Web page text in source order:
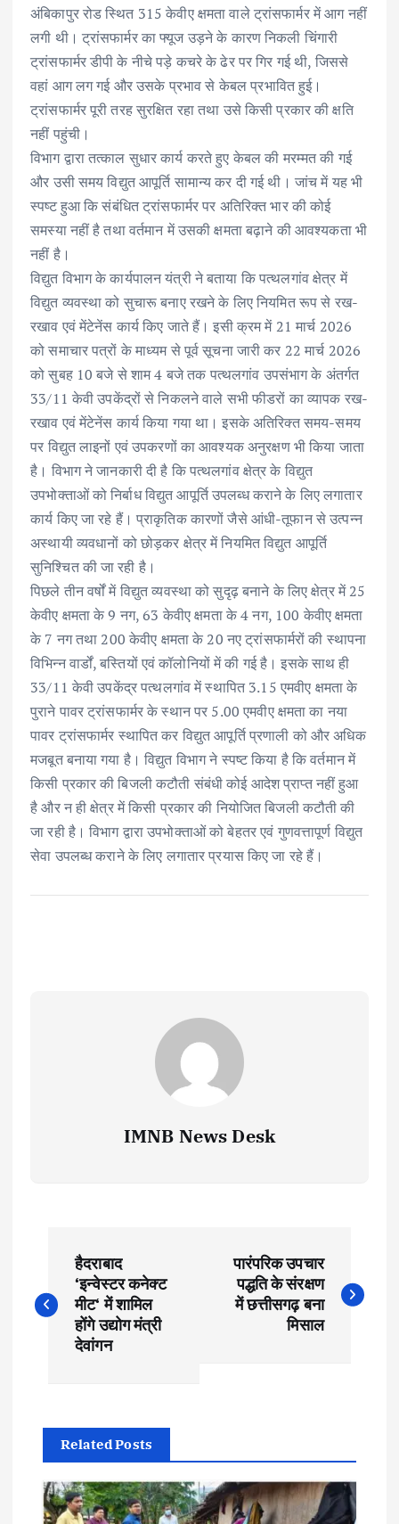
अंबिकापुर रोड स्थित 315 केवीए क्षमता वाले ट्रांसफार्मर में आग नहीं
लगी थी। ट्रांसफार्मर का फ्यूज उड़ने के कारण निकली चिंगारी
ट्रांसफार्मर डीपी के नीचे पड़े कचरे के ढेर पर गिर गई थी, जिससे
वहां आग लग गई और उसके प्रभाव से केबल प्रभावित हुई।
ट्रांसफार्मर पूरी तरह सुरक्षित रहा तथा उसे किसी प्रकार की क्षति
नहीं पहुंची।
विभाग द्वारा तत्काल सुधार कार्य करते हुए केबल की मरम्मत की गई
और उसी समय विद्युत आपूर्ति सामान्य कर दी गई थी। जांच में यह भी
स्पष्ट हुआ कि संबंधित ट्रांसफार्मर पर अतिरिक्त भार की कोई
समस्या नहीं है तथा वर्तमान में उसकी क्षमता बढ़ाने की आवश्यकता भी
नहीं है।
विद्युत विभाग के कार्यपालन यंत्री ने बताया कि पत्थलगांव क्षेत्र में
विद्युत व्यवस्था को सुचारू बनाए रखने के लिए नियमित रूप से रख-
रखाव एवं मेंटेनेंस कार्य किए जाते हैं। इसी क्रम में 21 मार्च 2026
को समाचार पत्रों के माध्यम से पूर्व सूचना जारी कर 22 मार्च 2026
को सुबह 10 बजे से शाम 4 बजे तक पत्थलगांव उपसंभाग के अंतर्गत
33/11 केवी उपकेंद्रों से निकलने वाले सभी फीडरों का व्यापक रख-
रखाव एवं मेंटेनेंस कार्य किया गया था। इसके अतिरिक्त समय-समय
पर विद्युत लाइनों एवं उपकरणों का आवश्यक अनुरक्षण भी किया जाता
है। विभाग ने जानकारी दी है कि पत्थलगांव क्षेत्र के विद्युत
उपभोक्ताओं को निर्बाध विद्युत आपूर्ति उपलब्ध कराने के लिए लगातार
कार्य किए जा रहे हैं। प्राकृतिक कारणों जैसे आंधी-तूफान से उत्पन्न
अस्थायी व्यवधानों को छोड़कर क्षेत्र में नियमित विद्युत आपूर्ति
सुनिश्चित की जा रही है।
पिछले तीन वर्षों में विद्युत व्यवस्था को सुदृढ़ बनाने के लिए क्षेत्र में 25
केवीए क्षमता के 9 नग, 63 केवीए क्षमता के 4 नग, 100 केवीए क्षमता
के 7 नग तथा 200 केवीए क्षमता के 20 नए ट्रांसफार्मरों की स्थापना
विभिन्न वार्डों, बस्तियों एवं कॉलोनियों में की गई है। इसके साथ ही
33/11 केवी उपकेंद्र पत्थलगांव में स्थापित 3.15 एमवीए क्षमता के
पुराने पावर ट्रांसफार्मर के स्थान पर 5.00 एमवीए क्षमता का नया
पावर ट्रांसफार्मर स्थापित कर विद्युत आपूर्ति प्रणाली को और अधिक
मजबूत बनाया गया है। विद्युत विभाग ने स्पष्ट किया है कि वर्तमान में
किसी प्रकार की बिजली कटौती संबंधी कोई आदेश प्राप्त नहीं हुआ
है और न ही क्षेत्र में किसी प्रकार की नियोजित बिजली कटौती की
जा रही है। विभाग द्वारा उपभोक्ताओं को बेहतर एवं गुणवत्तापूर्ण विद्युत
सेवा उपलब्ध कराने के लिए लगातार प्रयास किए जा रहे हैं।
IMNB News Desk
o
n
a
v
हैदराबाद
‘इन्वेस्टर कनेक्ट
मीट‘ में शामिल
होंगे उद्योग मंत्री
देवांगन
पारंपरिक उपचार
पद्धति के संरक्षण
में छत्तीसगढ़ बना
मिसाल
Related Posts